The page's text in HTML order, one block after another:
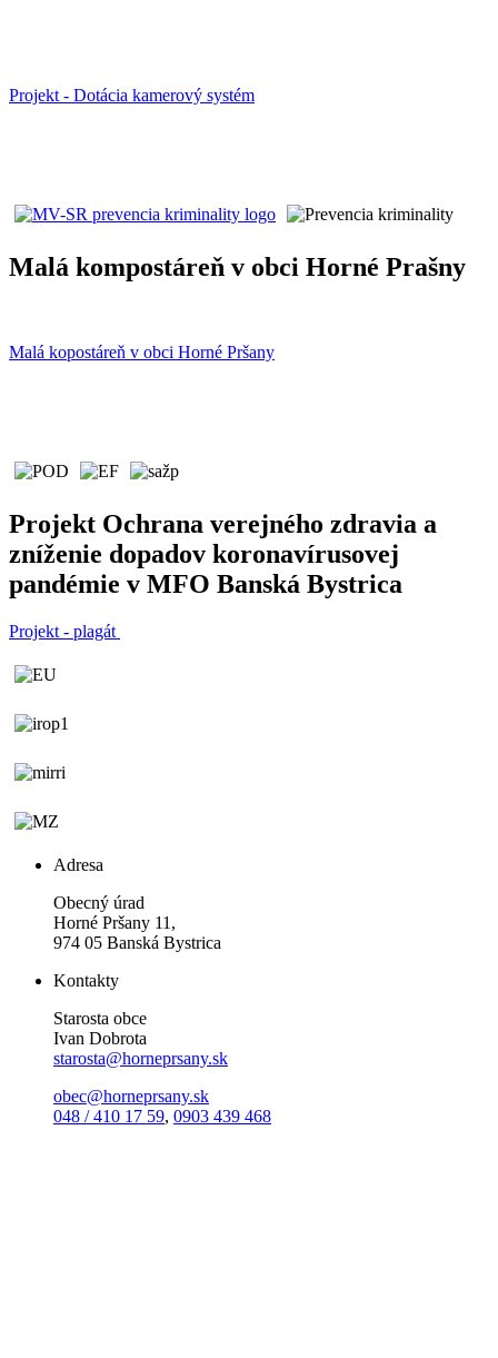
Projekt - Dotácia kamerový systém
Malá kompostáreň v obci Horné Prašny
Malá kopostáreň v obci Horné Pršany
Projekt Ochrana verejného zdravia a
zníženie dopadov koronavírusovej
pandémie v MFO Banská Bystrica
Projekt - plagát
Adresa
Obecný úrad
Horné Pršany 11,
974 05 Banská Bystrica
Kontakty
Starosta obce
Ivan Dobrota
starosta@horneprsany.sk
obec@horneprsany.sk
048 / 410 17 59, 0903 439 468